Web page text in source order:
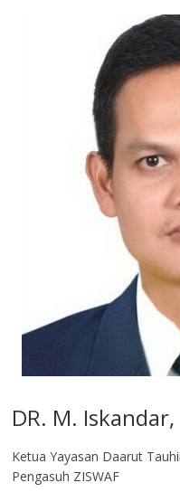
DR. M. Iskandar,
Ketua Yayasan Daarut
Pengasuh ZISWAF